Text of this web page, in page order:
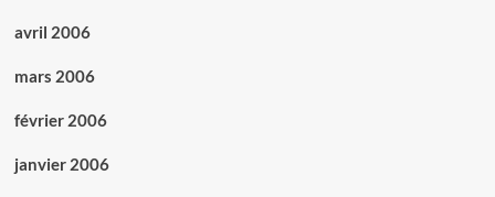
avril 2006
mars 2006
février 2006
janvier 2006